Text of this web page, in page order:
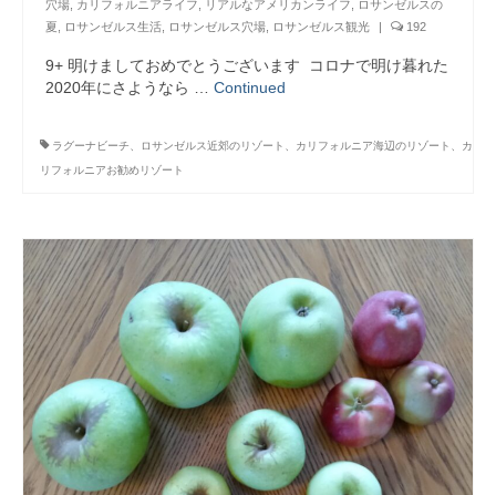
穴場 カリフォルニアライフ リアルなアメリカンライフ
ロサンゼルスの
夏
ロサンゼルス生活 ロサンゼルス穴場 ロサンゼルス観光 192
9+ 明けましておめでとうございます コロナで明け暮れた
2020年にさようなら … Continued
ラグーナビーチ、ロサンゼルス近郊のリゾート、カリフォルニア海辺のリゾート、カ
リフォルニアお勧めリゾート